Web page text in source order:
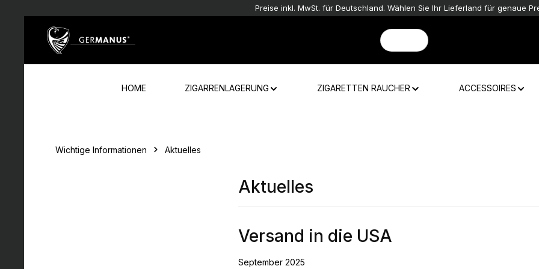
Preise inkl. MwSt. für Deutschland. Wählen Sie Ihr Lieferland für genaue
HOME ZIGARRENLAGERUNG ZIGARETTEN RAUCHER ACCESSOIRES
Wichtige Informationen Aktuelles
Aktuelles
Versand in die USA
September 2025